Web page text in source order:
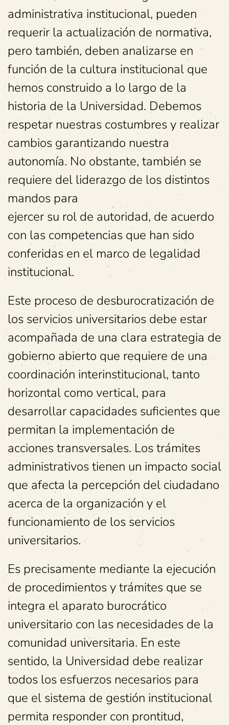
administrativa institucional, pueden
requerir la actualización de normativa,
pero también, deben analizarse en
función de la cultura institucional que
hemos construido a lo largo de la
historia de la Universidad. Debemos
respetar nuestras costumbres y realizar
cambios garantizando nuestra
autonomía. No obstante, también se
requiere del liderazgo de los distintos
mandos para
ejercer su rol de autoridad, de acuerdo
con las competencias que han sido
conferidas en el marco de legalidad
institucional.
Este proceso de desburocratización de
los servicios universitarios debe estar
acompañada de una clara estrategia de
gobierno abierto que requiere de una
coordinación interinstitucional, tanto
horizontal como vertical, para
desarrollar capacidades suficientes que
permitan la implementación de
acciones transversales. Los trámites
administrativos tienen un impacto social
que afecta la percepción del ciudadano
acerca de la organización y el
funcionamiento de los servicios
universitarios.
Es precisamente mediante la ejecución
de procedimientos y trámites que se
integra el aparato burocrático
universitario con las necesidades de la
comunidad universitaria. En este
sentido, la Universidad debe realizar
todos los esfuerzos necesarios para
que el sistema de gestión institucional
permita responder con prontitud,